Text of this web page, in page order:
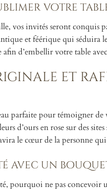
votre
vos invités seront conquis
et féérique qui séduira
d’embellir votre table
et
parfaite pour témoigner
d’ours en rose sur des sites
le cœur de la personne
avec un
pourquoi ne pas concevoir